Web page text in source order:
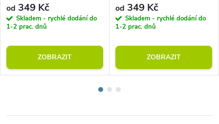
od 349 Kč
Skladem - rychlé dodání do
1-2 prac. dnů
ZOBRAZIT
od 349 Kč
Skladem - rychlé dodání do
1-2 prac. dnů
ZOBRAZIT